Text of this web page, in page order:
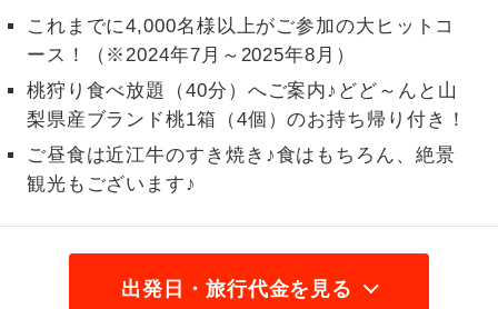
これまでに4,000名様以上がご参加の大ヒットコ
ース！（※2024年7月～2025年8月）
桃狩り食べ放題（40分）へご案内♪どど～んと山
梨県産ブランド桃1箱（4個）のお持ち帰り付き！
ご昼食は近江牛のすき焼き♪食はもちろん、絶景
観光もございます♪
出発日・旅行代金を見る
1名様催行
1名様から出発可能な個人型プランで
2名様催行
2名様から出発可能な個人型プランで
す。
おひとり様参
1名様1室同代
1名様1室利用でも追加料金がかからない
コースです。